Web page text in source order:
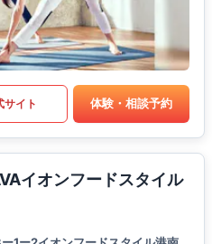
サイト 体験・相談予約
イオンフードスタイル